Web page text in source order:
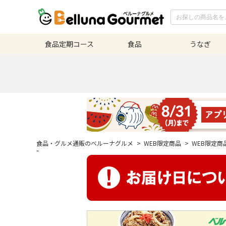
食品定期コース 食品 うなぎ
食品・グルメ通販のベルーナグルメ > WEB限定商品 > WEB限定商
"